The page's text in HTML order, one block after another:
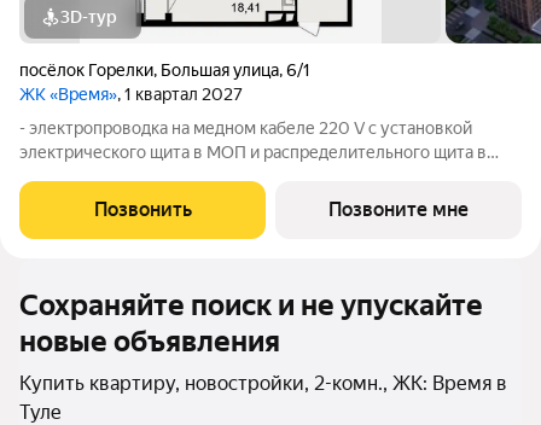
3D-тур
посёлок Горелки, Большая улица,6/1
ЖК «Время», 1 квартал 2027
- электропроводка на медном кабеле 220 V с установкой
электрического щита в МОП и распределительного щита в
выключатели; - установлена силовая электрическая розетка
для самостоятельной установки
Позвонить Позвоните мне
Сохраняйте поиск и не упускайте
новые объявления
Купить квартиру, новостройки, 2-комн., ЖК: Время в
Туле